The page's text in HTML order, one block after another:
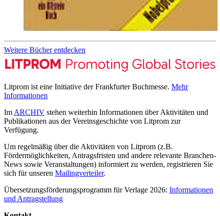
Weitere Bücher entdecken
Litprom ist eine Initiative der Frankfurter Buchmesse. Mehr
Informationen
Im ARCHIV stehen weiterhin Informationen über Aktivitäten und
Publikationen aus der Vereinsgeschichte von Litprom zur
Verfügung.
Um regelmäßig über die Aktivitäten von Litprom (z.B.
Fördermöglichkeiten, Antragsfristen und andere relevante Branchen-
News sowie Veranstaltungen) informiert zu werden, registrieren Sie
sich für unseren Mailingverteiler.
Übersetzungsförderungsprogramm für Verlage 2026: Informationen
und Antragstellung